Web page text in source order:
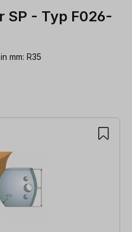
SP - Typ F026-
mm: R35